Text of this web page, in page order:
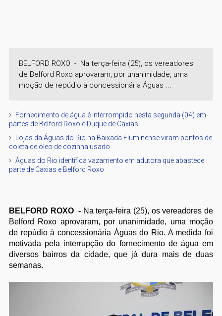
BELFORD ROXO - Na terça-feira (25), os vereadores
de Belford Roxo aprovaram, por unanimidade, uma
moção de repúdio à concessionária Águas ...
Fornecimento de água é interrompido nesta segunda (04) em
partes de Belford Roxo e Duque de Caxias
Lojas da Águas do Rio na Baixada Fluminense viram pontos de
coleta de óleo de cozinha usado
Águas do Rio identifica vazamento em adutora que abastece
parte de Caxias e Belford Roxo
BELFORD ROXO - Na terça-feira (25), os vereadores de
Belford Roxo aprovaram, por unanimidade, uma moção
de repúdio à concessionária Águas do Rio. A medida foi
motivada pela interrupção do fornecimento de água em
diversos bairros da cidade, que já dura mais de duas
semanas.